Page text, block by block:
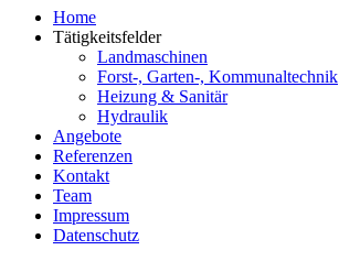
Home
Tätigkeitsfelder
Landmaschinen
Forst-, Garten-, Kommunaltechnik
Heizung & Sanitär
Hydraulik
Angebote
Referenzen
Kontakt
Team
Impressum
Datenschutz